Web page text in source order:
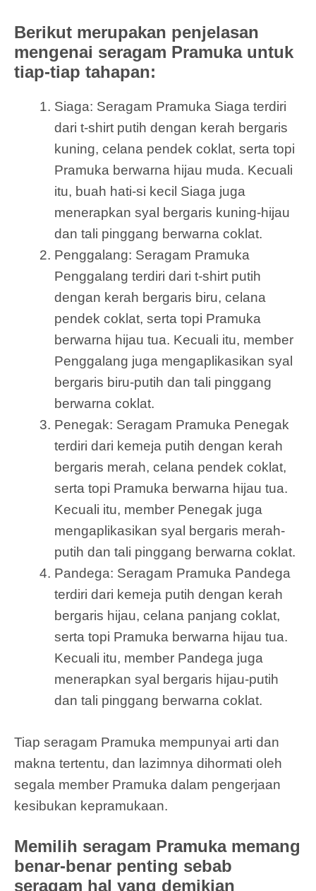
Berikut merupakan penjelasan
mengenai seragam Pramuka untuk
tiap-tiap tahapan:
Siaga: Seragam Pramuka Siaga terdiri
dari t-shirt putih dengan kerah bergaris
kuning, celana pendek coklat, serta topi
Pramuka berwarna hijau muda. Kecuali
itu, buah hati-si kecil Siaga juga
menerapkan syal bergaris kuning-hijau
dan tali pinggang berwarna coklat.
Penggalang: Seragam Pramuka
Penggalang terdiri dari t-shirt putih
dengan kerah bergaris biru, celana
pendek coklat, serta topi Pramuka
berwarna hijau tua. Kecuali itu, member
Penggalang juga mengaplikasikan syal
bergaris biru-putih dan tali pinggang
berwarna coklat.
Penegak: Seragam Pramuka Penegak
terdiri dari kemeja putih dengan kerah
bergaris merah, celana pendek coklat,
serta topi Pramuka berwarna hijau tua.
Kecuali itu, member Penegak juga
mengaplikasikan syal bergaris merah-
putih dan tali pinggang berwarna coklat.
Pandega: Seragam Pramuka Pandega
terdiri dari kemeja putih dengan kerah
bergaris hijau, celana panjang coklat,
serta topi Pramuka berwarna hijau tua.
Kecuali itu, member Pandega juga
menerapkan syal bergaris hijau-putih
dan tali pinggang berwarna coklat.
Tiap seragam Pramuka mempunyai arti dan
makna tertentu, dan lazimnya dihormati oleh
segala member Pramuka dalam pengerjaan
kesibukan kepramukaan.
Memilih seragam Pramuka memang
benar-benar penting sebab
seragam hal yang demikian